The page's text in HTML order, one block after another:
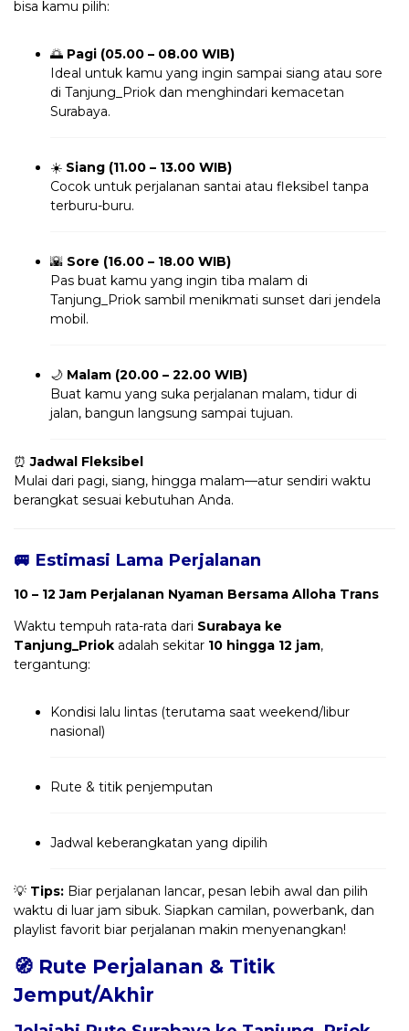
bisa kamu pilih:
🌅 Pagi (05.00 – 08.00 WIB)
Ideal untuk kamu yang ingin sampai siang atau sore
di Tanjung_Priok dan menghindari kemacetan
Surabaya.
☀️ Siang (11.00 – 13.00 WIB)
Cocok untuk perjalanan santai atau fleksibel tanpa
terburu-buru.
🌇 Sore (16.00 – 18.00 WIB)
Pas buat kamu yang ingin tiba malam di
Tanjung_Priok sambil menikmati sunset dari jendela
mobil.
🌙 Malam (20.00 – 22.00 WIB)
Buat kamu yang suka perjalanan malam, tidur di
jalan, bangun langsung sampai tujuan.
⏰Jadwal Fleksibel
Mulai dari pagi, siang, hingga malam—atur sendiri waktu
berangkat sesuai kebutuhan Anda.
🚐 Estimasi Lama Perjalanan
10 – 12 Jam Perjalanan Nyaman Bersama Alloha Trans
Waktu tempuh rata-rata dari Surabaya ke
Tanjung_Priok adalah sekitar 10 hingga 12 jam,
tergantung:
Kondisi lalu lintas (terutama saat weekend/libur
nasional)
Rute & titik penjemputan
Jadwal keberangkatan yang dipilih
💡 Tips: Biar perjalanan lancar, pesan lebih awal dan pilih
waktu di luar jam sibuk. Siapkan camilan, powerbank, dan
playlist favorit biar perjalanan makin menyenangkan!
🧭 Rute Perjalanan & Titik
Jemput/Akhir